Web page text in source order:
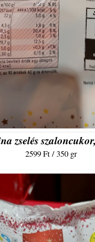
zselés
2599 Ft / 350 gr